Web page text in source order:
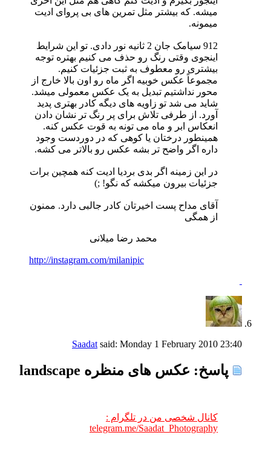
میشه. که بیشتر مثل تمرین های بی پروای ادیت
میمونه.
912 سیامک جان 2 ثانیه نور دادی. تو این شرایط
اینجوی وقتی رنگ رو حذف می کنیم بهتره توجه
بیشتری رو معطوف به ثبت جزئیات کنیم.
مجموعاً عکس خوبیه اگر ماه رو اون بالا خارج از
محور نداشتیم تبدیل به یک عکس معمولی میشد.
شاید می شد تو زاویه های دیگه کادر بهتری پدید
آورد. از طرفی تلاش برای پر رنگ تر نشان دادن
انعکاس ابر و ماه می تونه به قوت عکس کنه.
همینطور درختان یا کوهی که در دوردست وجود
داره اگر واضح تر بشه عکس رو بالاتر می کشه.
در این زمینه اگر بدی بردیا ادیت کنه همچین برات
جزئیات بیرون میکشه که نگو! ;)
آقای مداح پست اخیرتان کادر جالبی دارد. ممنون
از همگی
محمد رضا میلانی
http://instagram.com/milanipic
Saadat said: Monday 1 February 2010 23:40
پاسخ: عکس های منظره landscape
کانال شخصی من در تلگرام :
telegram.me/Saadat_Photography